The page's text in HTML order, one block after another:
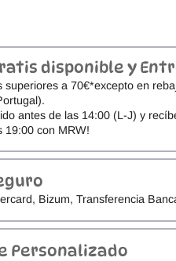
disponible y
superiores a 70€*excepto en
antes de las 14:00 (L-J) y
19:00 con MRW!
Bizum, Transferencia
Personalizado